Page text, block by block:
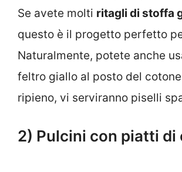
Se avete molti ritagli di stoffa
questo è il progetto perfetto
Naturalmente, potete anche
feltro giallo al posto del
ripieno, vi serviranno piselli
2) Pulcini con piatti di